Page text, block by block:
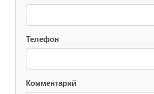
Телефон
Комментарий